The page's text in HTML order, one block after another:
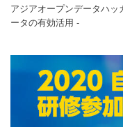
アジアオープンデータハッ
ータの有効活用 ‐